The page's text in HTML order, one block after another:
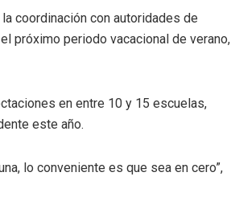
coordinación con autoridades de
próximo periodo vacacional de verano,
en entre 10 y 15 escuelas,
este año.
lo conveniente es que sea en cero”,